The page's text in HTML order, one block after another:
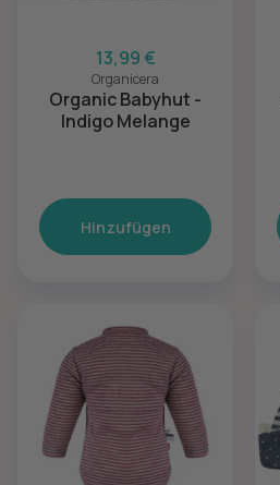
13,99 €
Organicera
Organic Babyhut -
Indigo Melange
Hinzufügen